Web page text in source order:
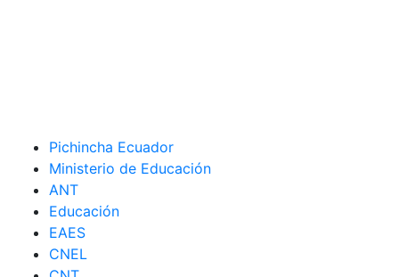
Pichincha Ecuador
Ministerio de Educación
ANT
Educación
EAES
CNEL